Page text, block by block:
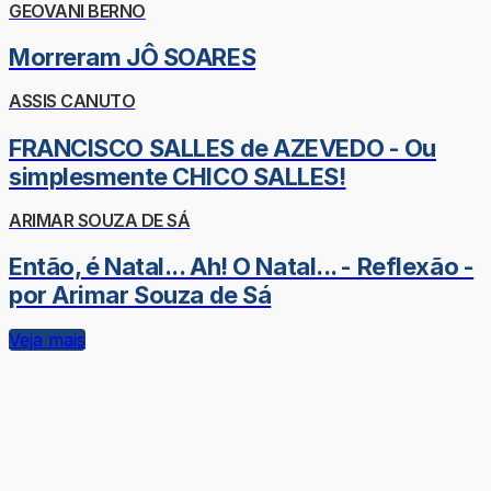
GEOVANI BERNO
Morreram JÔ SOARES
ASSIS CANUTO
FRANCISCO SALLES de AZEVEDO - Ou
simplesmente CHICO SALLES!
ARIMAR SOUZA DE SÁ
Então, é Natal... Ah! O Natal... - Reflexão -
por Arimar Souza de Sá
Veja mais